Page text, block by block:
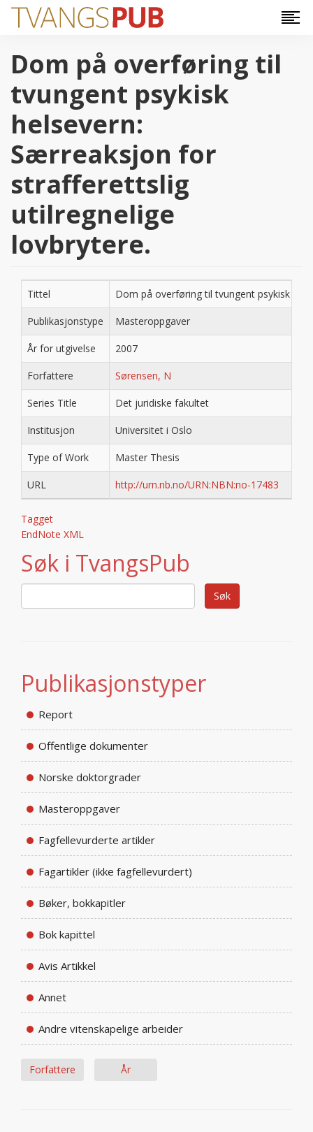
Hopp til hovedinnhold
Dom på overføring til
tvungent psykisk
helsevern:
Særreaksjon for
strafferettslig
utilregnelige
lovbrytere.
Tittel Dom på overføring til tvungent psykisk
Publikasjonstype Masteroppgaver
År for utgivelse 2007
Forfattere Sørensen, N
Series Title Det juridiske fakultet
Institusjon Universitet i Oslo
Type of Work Master Thesis
URL http://urn.nb.no/URN:NBN:no-17483
Tagget
EndNote XML
Søk i TvangsPub
Publikasjonstyper
Report
Offentlige dokumenter
Norske doktorgrader
Masteroppgaver
Fagfellevurderte artikler
Fagartikler (ikke fagfellevurdert)
Bøker, bokkapitler
Bok kapittel
Avis Artikkel
Annet
Andre vitenskapelige arbeider
Forfattere År